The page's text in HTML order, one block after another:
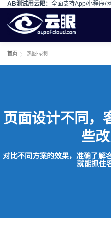
AB测试用云眼： 全面支持App/小程序/
Skip to content
首页 热图·录制
页面设计不同，
些改
对比不同方案的效果，准确了解
就能抓住